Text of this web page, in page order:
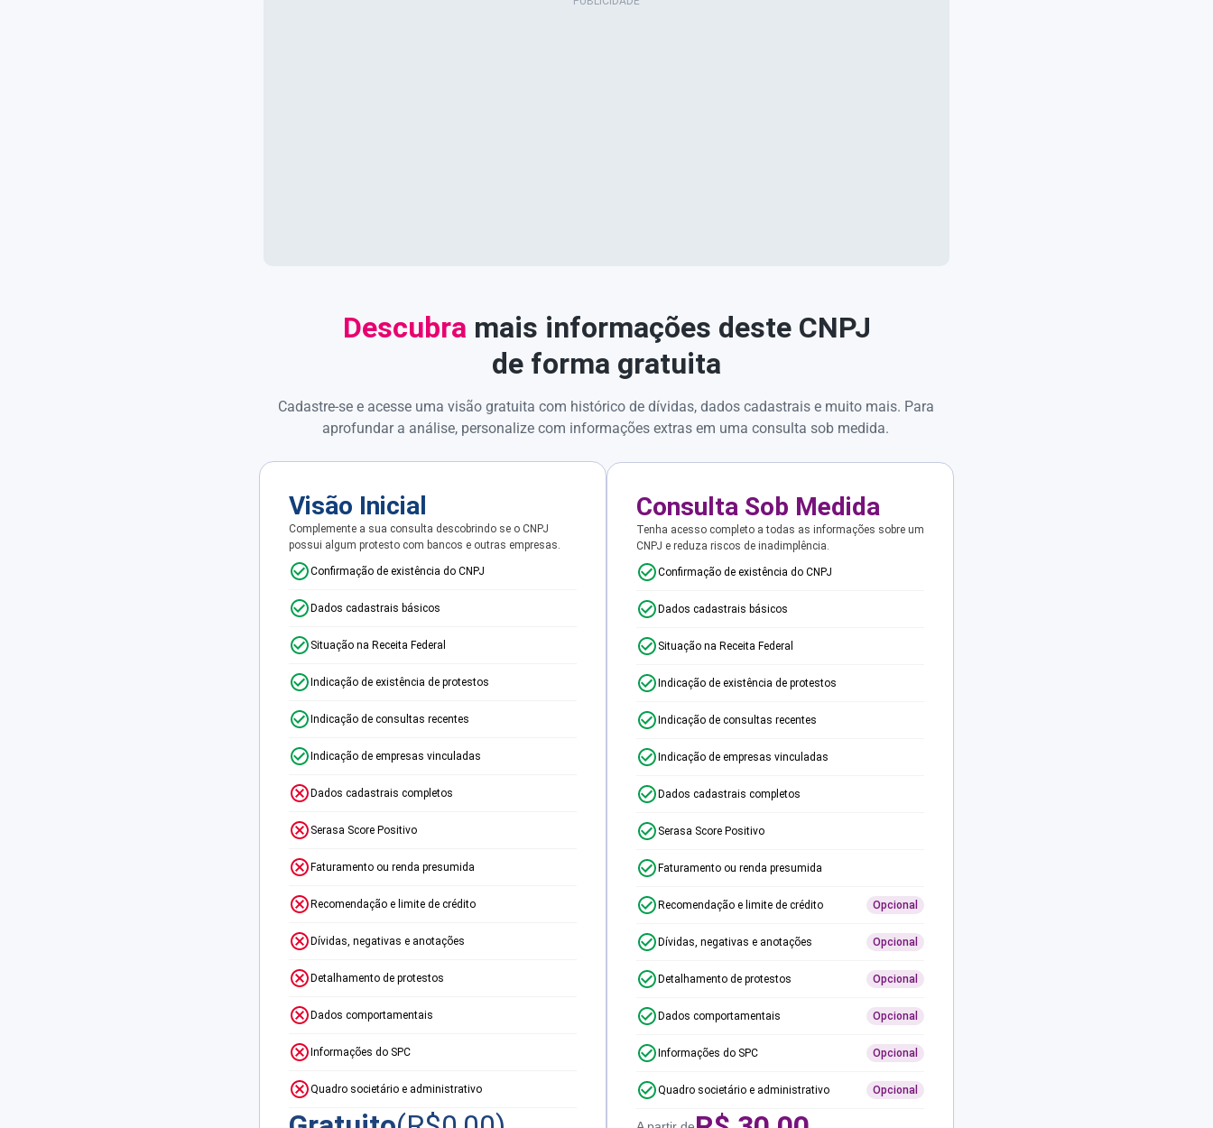
Descubra mais informações deste CNPJ
de forma gratuita
Cadastre-se e acesse uma visão gratuita com histórico de dívidas, dados cadastrais e muito mais. Para
aprofundar a análise, personalize com informações extras em uma consulta sob medida.
Visão Inicial
Complemente a sua consulta descobrindo se o CNPJ
possui algum protesto com bancos e outras empresas.
Confirmação de existência do CNPJ
Dados cadastrais básicos
Situação na Receita Federal
Indicação de existência de protestos
Indicação de consultas recentes
Indicação de empresas vinculadas
Dados cadastrais completos
Serasa Score Positivo
Faturamento ou renda presumida
Recomendação e limite de crédito
Dívidas, negativas e anotações
Detalhamento de protestos
Dados comportamentais
Informações do SPC
Quadro societário e administrativo
Consulta Sob Medida
Tenha acesso completo a todas as informações sobre um
CNPJ e reduza riscos de inadimplência.
Confirmação de existência do CNPJ
Dados cadastrais básicos
Situação na Receita Federal
Indicação de existência de protestos
Indicação de consultas recentes
Indicação de empresas vinculadas
Dados cadastrais completos
Serasa Score Positivo
Faturamento ou renda presumida
Recomendação e limite de crédito Opcional
Dívidas, negativas e anotações Opcional
Detalhamento de protestos Opcional
Dados comportamentais Opcional
Informações do SPC Opcional
Quadro societário e administrativo Opcional